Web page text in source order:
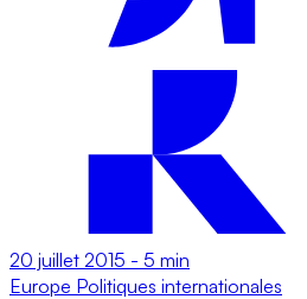
20 juillet 2015 - 5 min
Europe Politiques internationales